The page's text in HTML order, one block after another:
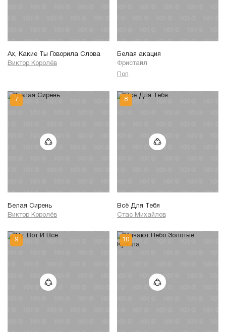
Ах, Какие Ты Говорила Слова
Виктор Королёв
Белая акация
Фристайл
Поп
Белая Сирень
Виктор Королёв
Всё Для Тебя
Стас Михайлов